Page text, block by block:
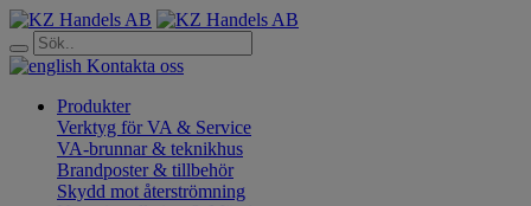
Kontakta oss
Produkter
Verktyg för VA & Service
VA-brunnar & teknikhus
Brandposter & tillbehör
Skydd mot återströmning